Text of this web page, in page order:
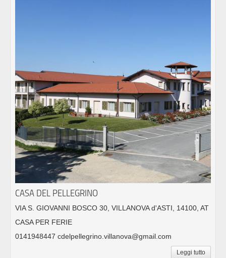
CASA DEL PELLEGRINO
VIA S. GIOVANNI BOSCO 30, VILLANOVA d'ASTI, 14100, AT
CASA PER FERIE
0141948447 cdelpellegrino.villanova@gmail.com
Leggi tutto